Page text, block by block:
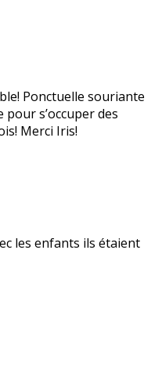
Ponctuelle souriante
s’occuper des
Merci Iris!
les enfants ils étaient